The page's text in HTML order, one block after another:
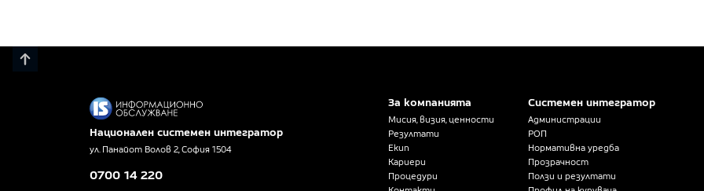
Национален системен интегратор
ул. Панайот Волов 2, София 1504
0700 14 220
За компанията
Мисия, визия, ценности
Резултати
Екип
Кариери
Процедури
Системен интегратор
Администрации
РОП
Нормативна уредба
Прозрачност
Ползи и резултати